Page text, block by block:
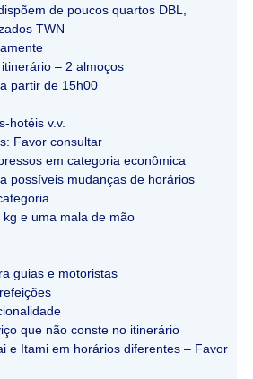
de poucos quartos DBL,
TWN
– 2 almoços
partir de 15h00
hotéis v.v.
Favor consultar
em categoria econômica
possíveis mudanças de horários
e uma mala de mão
guias e motoristas
que não conste no itinerário
e Itami em horários diferentes – Favor